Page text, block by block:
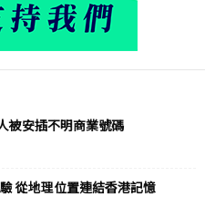
被安插不明商業號碼
從地理位置連結香港記憶